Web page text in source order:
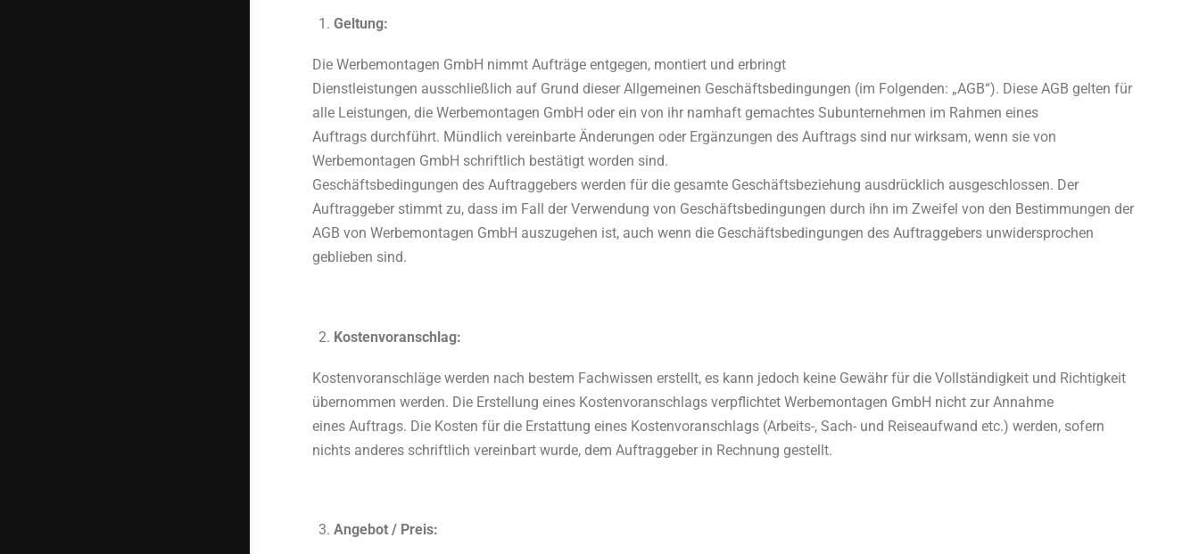
Geltung:
Die Werbemontagen GmbH nimmt Aufträge entgegen, montiert und erbringt
Dienstleistungen ausschließlich auf Grund dieser Allgemeinen Geschäftsbedingungen (im Folgenden: „AGB“). Diese AGB gelten für
alle Leistungen, die Werbemontagen GmbH oder ein von ihr namhaft gemachtes Subunternehmen im Rahmen eines
Auftrags durchführt. Mündlich vereinbarte Änderungen oder Ergänzungen des Auftrags sind nur wirksam, wenn sie von
Werbemontagen GmbH schriftlich bestätigt worden sind.
Geschäftsbedingungen des Auftraggebers werden für die gesamte Geschäftsbeziehung ausdrücklich ausgeschlossen. Der
Auftraggeber stimmt zu, dass im Fall der Verwendung von Geschäftsbedingungen durch ihn im Zweifel von den Bestimmungen der
AGB von Werbemontagen GmbH auszugehen ist, auch wenn die Geschäftsbedingungen des Auftraggebers unwidersprochen
geblieben sind.
Kostenvoranschlag:
Kostenvoranschläge werden nach bestem Fachwissen erstellt, es kann jedoch keine Gewähr für die Vollständigkeit und Richtigkeit
übernommen werden. Die Erstellung eines Kostenvoranschlags verpflichtet Werbemontagen GmbH nicht zur Annahme
eines Auftrags. Die Kosten für die Erstattung eines Kostenvoranschlags (Arbeits-, Sach- und Reiseaufwand etc.) werden, sofern
nichts anderes schriftlich vereinbart wurde, dem Auftraggeber in Rechnung gestellt.
Angebot / Preis: